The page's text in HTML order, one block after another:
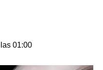
01:00